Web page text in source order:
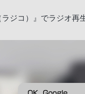
ジコ）』でラジオ